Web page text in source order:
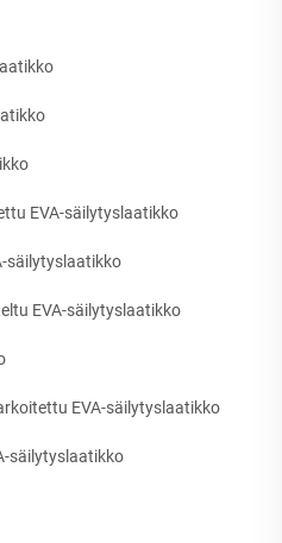
EVA-säilytyslaatikko
säilytyslaatikko
EVA-säilytyslaatikko
EVA-säilytyslaatikko
säilytyslaatikko